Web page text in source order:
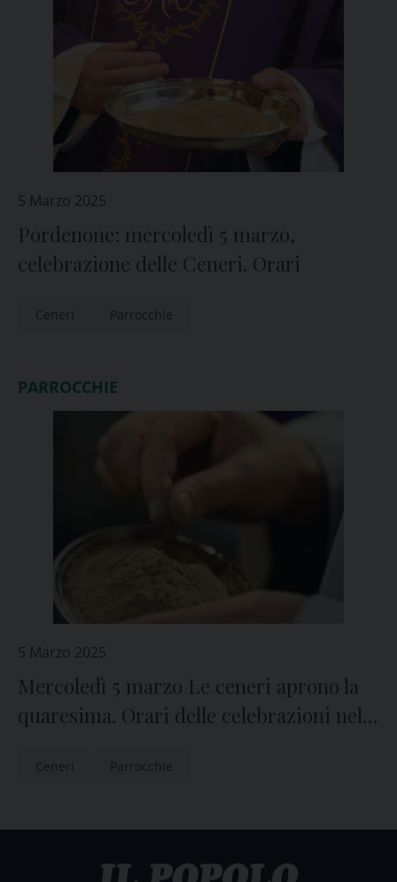
5 Marzo 2025
Pordenone: mercoledì 5 marzo,
celebrazione delle Ceneri. Orari
Ceneri Parrocchie
PARROCCHIE
5 Marzo 2025
Mercoledì 5 marzo Le ceneri aprono la
quaresima. Orari delle celebrazioni nel
Ceneri Parrocchie